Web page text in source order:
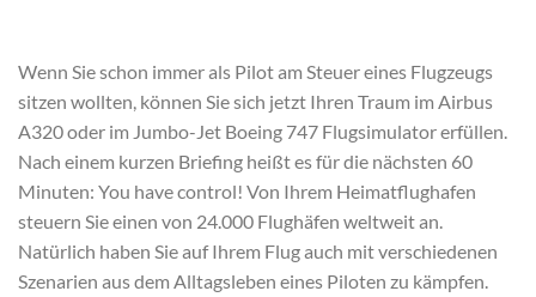
Wenn Sie schon immer als Pilot am Steuer eines Flugzeugs
sitzen wollten, können Sie sich jetzt Ihren Traum im Airbus
A320 oder im Jumbo-Jet Boeing 747 Flugsimulator erfüllen.
Nach einem kurzen Briefing heißt es für die nächsten 60
Minuten: You have control! Von Ihrem Heimatflughafen
steuern Sie einen von 24.000 Flughäfen weltweit an.
Natürlich haben Sie auf Ihrem Flug auch mit verschiedenen
Szenarien aus dem Alltagsleben eines Piloten zu kämpfen.